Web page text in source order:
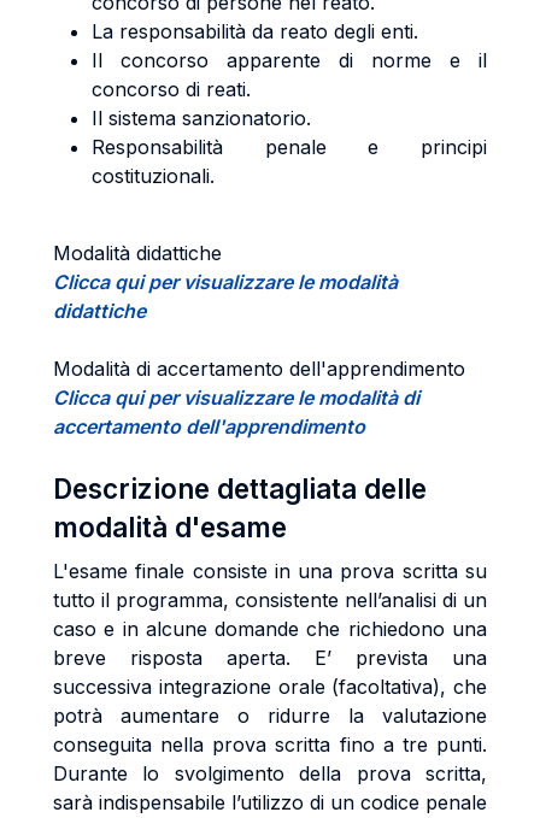
La responsabilità da reato degli enti.
Il concorso apparente di norme e il
concorso di reati.
Il sistema sanzionatorio.
Responsabilità penale e principi
costituzionali.
Modalità didattiche
Clicca qui per visualizzare le modalità
didattiche
Modalità di accertamento dell'apprendimento
Clicca qui per visualizzare le modalità di
accertamento dell'apprendimento
Descrizione dettagliata delle
modalità d'esame
L'esame finale consiste in una prova scritta su
tutto il programma, consistente nell’analisi di un
caso e in alcune domande che richiedono una
breve risposta aperta. E’ prevista una
successiva integrazione orale (facoltativa), che
potrà aumentare o ridurre la valutazione
conseguita nella prova scritta fino a tre punti.
Durante lo svolgimento della prova scritta,
sarà indispensabile l’utilizzo di un codice penale